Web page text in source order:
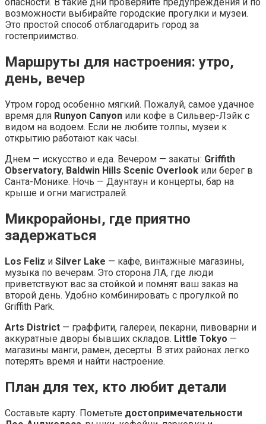
опасности. В такие дни проверяйте предупреждения и по
возможности выбирайте городские прогулки и музеи.
Это простой способ отблагодарить город за
гостеприимство.
Маршруты для настроения: утро,
день, вечер
Утром город особенно мягкий. Пожалуй, самое удачное
время для Runyon Canyon или кофе в Сильвер-Лэйк с
видом на водоем. Если не любите толпы, музеи к
открытию работают как часы.
Днем — искусство и еда. Вечером — закаты: Griffith
Observatory, Baldwin Hills Scenic Overlook или берег в
Санта-Монике. Ночь — Даунтаун и концерты, бар на
крыше и огни магистралей.
Микрорайоны, где приятно
задержаться
Los Feliz и Silver Lake — кафе, винтажные магазины,
музыка по вечерам. Это сторона ЛА, где люди
приветствуют вас за стойкой и помнят ваш заказ на
второй день. Удобно комбинировать с прогулкой по
Griffith Park.
Arts District — граффити, галереи, пекарни, пивоварни и
аккуратные дворы бывших складов. Little Tokyo —
магазины манги, рамен, десерты. В этих районах легко
потерять время и найти настроение.
План для тех, кто любит детали
Составьте карту. Пометьте достопримечательности